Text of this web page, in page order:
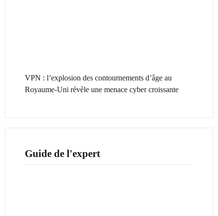
VPN : l’explosion des contournements d’âge au
Royaume-Uni révèle une menace cyber croissante
Guide de l'expert